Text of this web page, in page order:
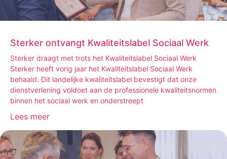
Sterker ontvangt Kwaliteitslabel Sociaal Werk
Sterker draagt met trots het Kwaliteitslabel Sociaal Werk
Sterker heeft vorig jaar het Kwaliteitslabel Sociaal Werk
behaald. Dit landelijke kwaliteitslabel bevestigt dat onze
dienstverlening voldoet aan de professionele kwaliteitsnormen
binnen het sociaal werk en onderstreept
Lees meer